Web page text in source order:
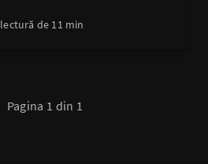
lectură de 11 min
Pagina 1 din 1